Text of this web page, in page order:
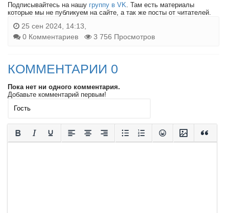
Подписывайтесь на нашу группу в VK . Там есть материалы
которые мы не публикуем на сайте, а так же посты от читателей.
25 сен 2024, 14:13,
0 Комментариев
3 756 Просмотров
КОММЕНТАРИИ 0
Пока нет ни одного комментария.
Добавьте комментарий первым!